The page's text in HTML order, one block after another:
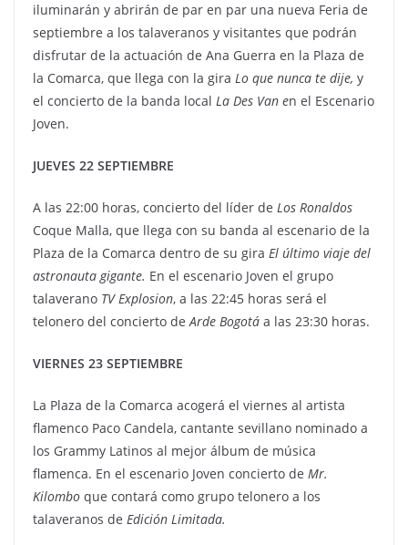
iluminarán y abrirán de par en par una nueva Feria de
septiembre a los talaveranos y visitantes que podrán
disfrutar de la actuación de Ana Guerra en la Plaza de
la Comarca, que llega con la gira Lo que nunca te dije, y
el concierto de la banda local La Des Van en el Escenario
Joven.
JUEVES 22 SEPTIEMBRE
A las 22:00 horas, concierto del líder de Los Ronaldos
Coque Malla, que llega con su banda al escenario de la
Plaza de la Comarca dentro de su gira El último viaje del
astronauta gigante. En el escenario Joven el grupo
talaverano TV Explosion, a las 22:45 horas será el
telonero del concierto deArde Bogotá a las 23:30 horas.
VIERNES 23 SEPTIEMBRE
La Plaza de la Comarca acogerá el viernes al artista
flamenco Paco Candela, cantante sevillano nominado a
los Grammy Latinos al mejor álbum de música
flamenca. En el escenario Joven concierto de Mr.
Kilombo que contará como grupo telonero a los
talaveranos de Edición Limitada.